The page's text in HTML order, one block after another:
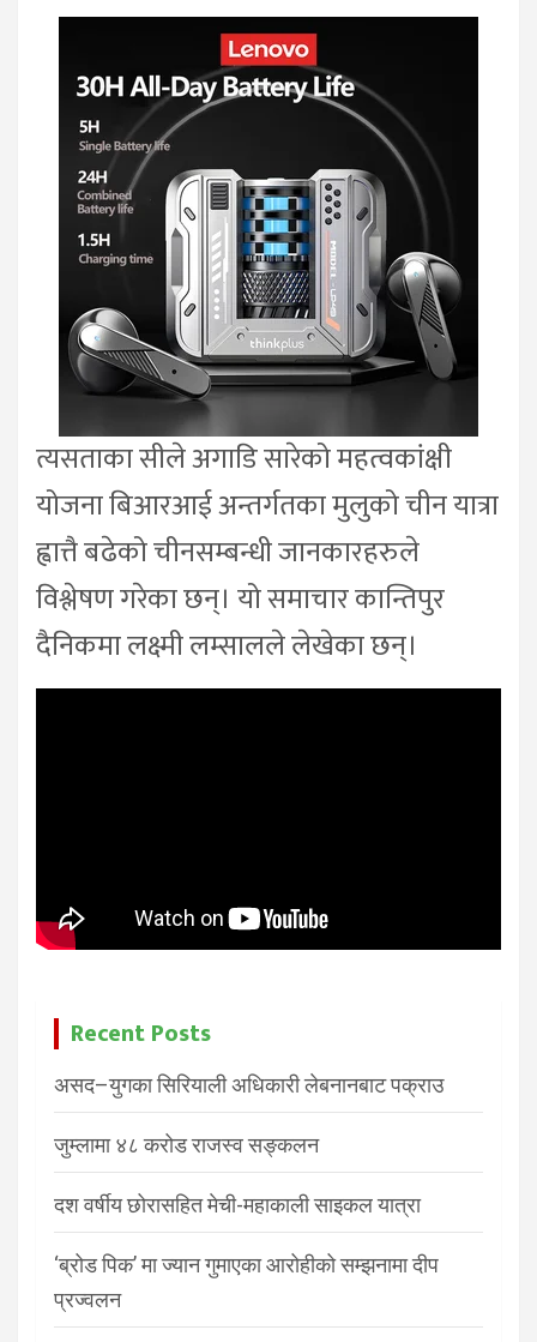
त्यसताका सीले अगाडि सारेको महत्वकांक्षी
योजना बिआरआई अन्तर्गतका मुलुको चीन यात्रा
ह्वात्तै बढेको चीनसम्बन्धी जानकारहरुले
विश्लेषण गरेका छन्। यो समाचार कान्तिपुर
दैनिकमा लक्ष्मी लम्सालले लेखेका छन्।
Recent Posts
असद–युगका सिरियाली अधिकारी लेबनानबाट पक्राउ
जुम्लामा ४८ करोड राजस्व सङ्कलन
दश वर्षीय छोरासहित मेची-महाकाली साइकल यात्रा
‘ब्रोड पिक’ मा ज्यान गुमाएका आरोहीको सम्झनामा दीप
प्रज्वलन